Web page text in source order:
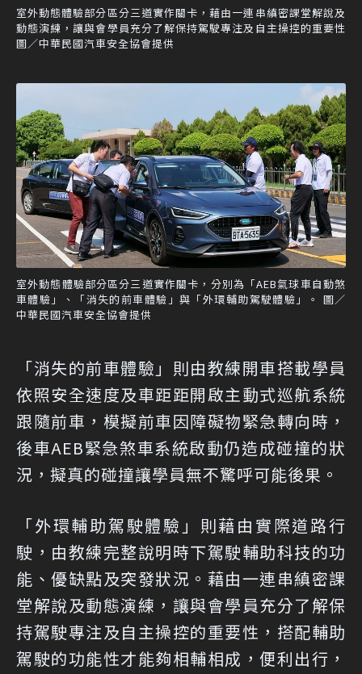
室外動態體驗部分區分三道實作關卡，藉由一連串縝密課堂解說及
動態演練，讓與會學員充分了解保持駕駛專注及自主操控的重要性
圖／中華民國汽車安全協會提供
室外動態體驗部分區分三道實作關卡，分別為「AEB氣球車自動煞
車體驗」、「消失的前車體驗」與「外環輔助駕駛體驗」。 圖／
中華民國汽車安全協會提供
「消失的前車體驗」則由教練開車搭載學員
依照安全速度及車距距開啟主動式巡航系統
跟隨前車，模擬前車因障礙物緊急轉向時，
後車AEB緊急煞車系統啟動仍造成碰撞的狀
況，擬真的碰撞讓學員無不驚呼可能後果。
「外環輔助駕駛體驗」則藉由實際道路行
駛，由教練完整說明時下駕駛輔助科技的功
能、優缺點及突發狀況。藉由一連串縝密課
堂解說及動態演練，讓與會學員充分了解保
持駕駛專注及自主操控的重要性，搭配輔助
駕駛的功能性才能夠相輔相成，便利出行，